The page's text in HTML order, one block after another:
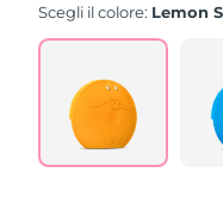
Scegli il colore: Lemon